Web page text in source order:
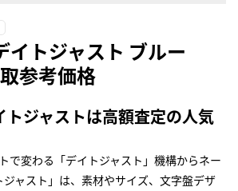
イトジャスト ブルー
参考価格
トジャストは高額査定の人気
で変わる「デイトジャスト」機構からネー
ャスト」は、素材やサイズ、文字盤デザ